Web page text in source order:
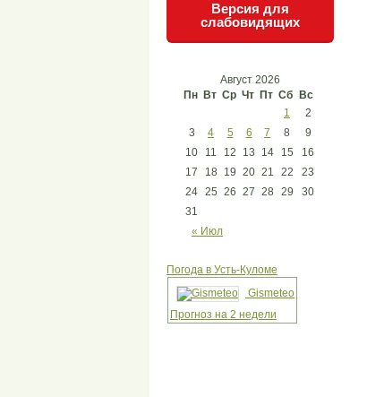
Версия для
слабовидящих
Август 2026
Пн Вт Ср Чт Пт Сб Вс
« Июл
1
2
3
4 5 6 7 8
9
10
11 12 13 14 15
16
17
18 19 20 21 22
23
24 25 26 27 28 29
30
31
Погода в Усть-Куломе
Gismeteo
Прогноз на 2 недели